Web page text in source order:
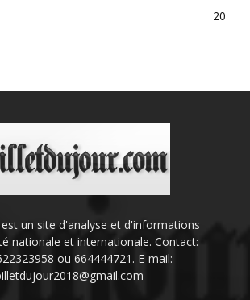
20
un site d'analyse et d'informations
nationale et internationale. Contact:
ou 664444721. E-mail: